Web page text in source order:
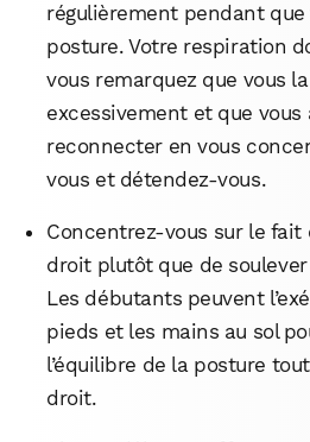
régulièrement pendant
posture. Votre respiration
vous remarquez que vous
excessivement et que vous
reconnecter en vous
vous et détendez-vous.
Concentrez-vous sur le fait
droit plutôt que de
Les débutants peuvent
pieds et les mains au sol
l’équilibre de la posture
droit.